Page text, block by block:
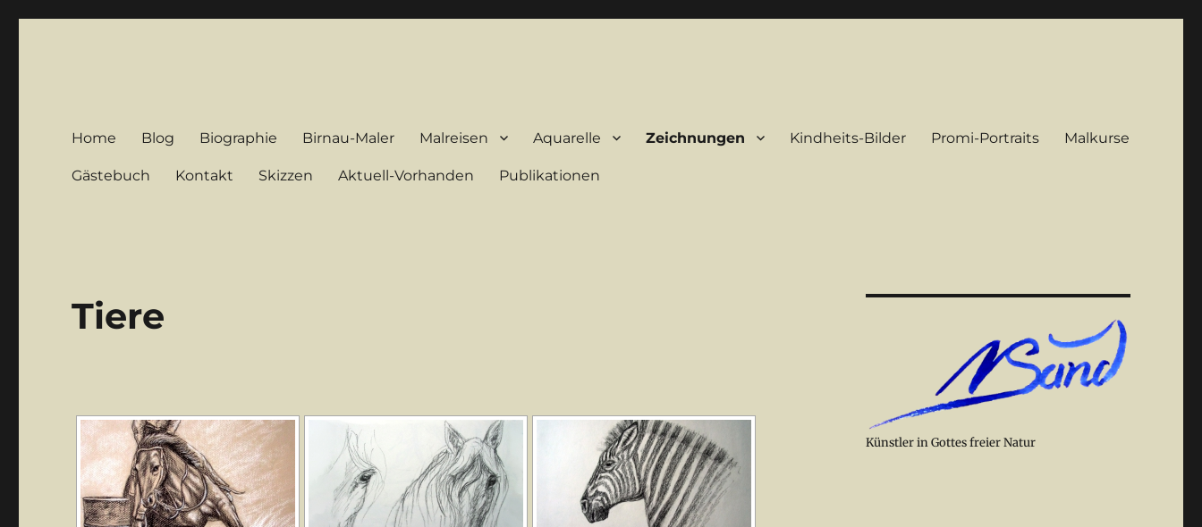
Home Blog Biographie Birnau-Maler Malreisen Aquarelle Zeichnungen Kindheits-Bilder Promi-Portraits Malkurse
Gästebuch Kontakt Skizzen Aktuell-Vorhanden Publikationen
Tiere
Künstler in Gottes freier Natur